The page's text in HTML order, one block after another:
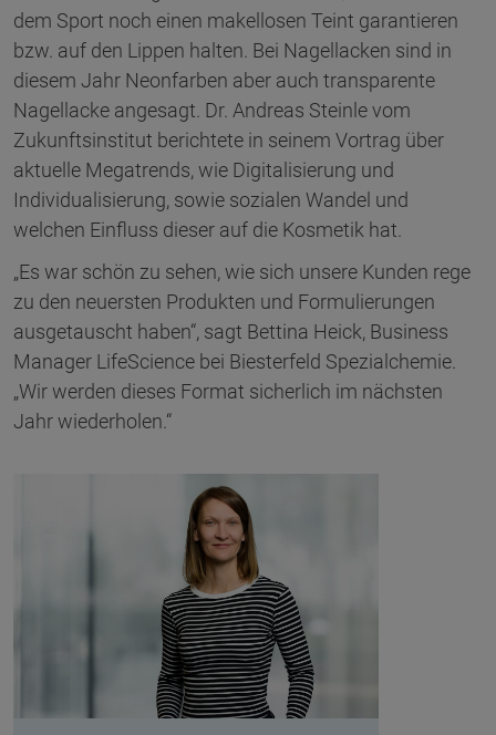
dem Sport noch einen makellosen Teint garantieren
bzw. auf den Lippen halten. Bei Nagellacken sind in
diesem Jahr Neonfarben aber auch transparente
Nagellacke angesagt. Dr. Andreas Steinle vom
Zukunftsinstitut berichtete in seinem Vortrag über
aktuelle Megatrends, wie Digitalisierung und
Individualisierung, sowie sozialen Wandel und
welchen Einfluss dieser auf die Kosmetik hat.
„Es war schön zu sehen, wie sich unsere Kunden rege
zu den neuersten Produkten und Formulierungen
ausgetauscht haben“, sagt Bettina Heick, Business
Manager LifeScience bei Biesterfeld Spezialchemie.
„Wir werden dieses Format sicherlich im nächsten
Jahr wiederholen.“